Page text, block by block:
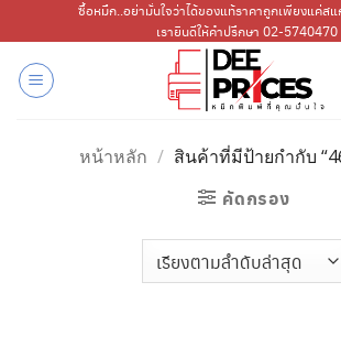
ไป
เนื้อหา
ซื้อหมึก..อย่ามั่นใจว่าได้ของแท้ราคาถูกเพียงแค่ส
เรายินดีให้คำปรึกษา 02-5740470
หน้าหลัก / สินค้าที่มีป้ายกำกับ
คัดกรอง